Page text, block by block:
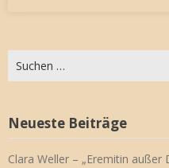
Suchen
nach:
Neueste Beiträge
Clara Weller – „Eremitin außer